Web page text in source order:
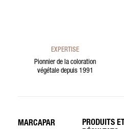
EXPERTISE
Pionnier de la coloration
végétale depuis 1991
MARCAPAR
PRODUITS ET